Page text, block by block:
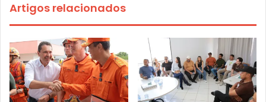
Artigos relacionados